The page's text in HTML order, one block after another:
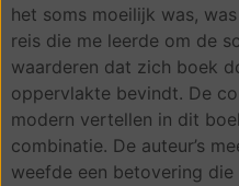
het soms moeilijk was,
reis die me leerde om de
waarderen dat zich boek
oppervlakte bevindt. De
modern vertellen in dit
combinatie. De auteur’s
weefde een betovering